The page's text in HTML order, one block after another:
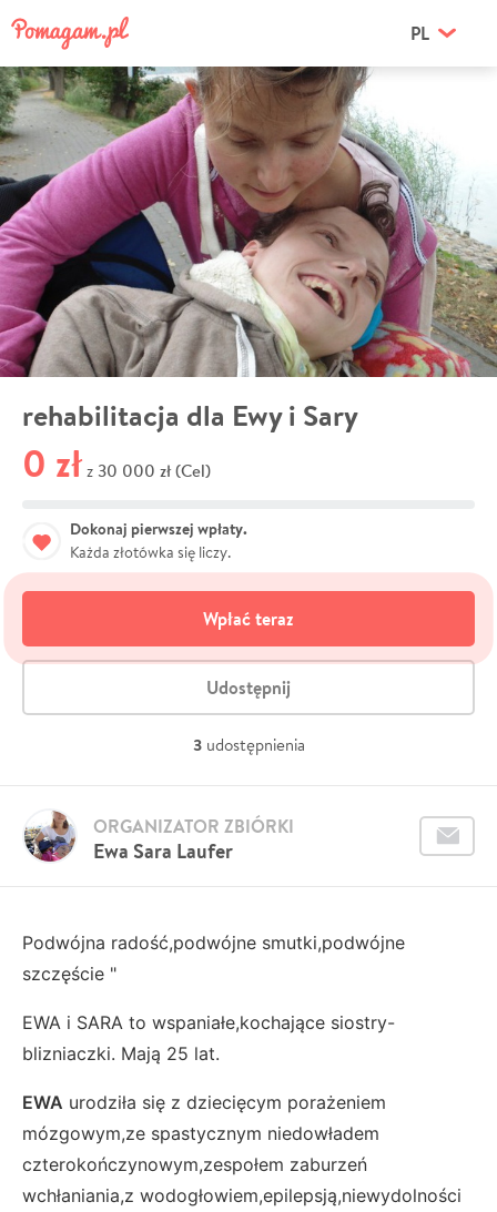
PL
rehabilitacja dla Ewy i Sary
0 zł z 30 000 zł (Cel)
Dokonaj pierwszej wpłaty.
Każda złotówka się liczy.
Wpłać teraz
Udostępnij
3 udostępnienia
Ewa Sara Laufer
ORGANIZATOR ZBIÓRKI
Podwójna radość,podwójne smutki,podwójne
szczęście "
EWA i SARA to wspaniałe,kochające siostry-
blizniaczki. Mają 25 lat.
EWA urodziła się z dziecięcym porażeniem
mózgowym,ze spastycznym niedowładem
czterokończynowym,zespołem zaburzeń
wchłaniania,z wodogłowiem,epilepsją,niewydolności